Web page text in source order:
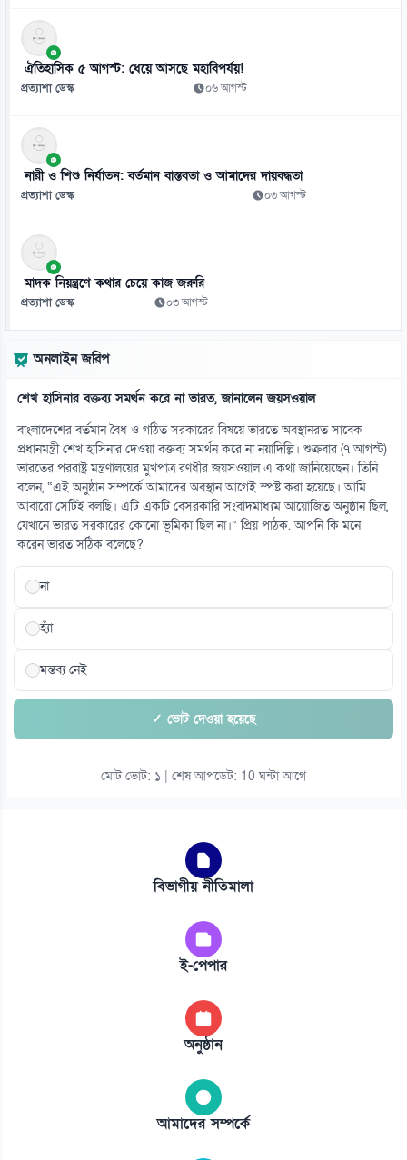
ঐতিহাসিক ৫ আগস্ট: ধেয়ে আসছে মহাবিপর্যয়!
প্রত্যাশা ডেস্ক ০৬ আগস্ট
নারী ও শিশু নির্যাতন: বর্তমান বাস্তবতা ও আমাদের দায়বদ্ধতা
প্রত্যাশা ডেস্ক ০৩ আগস্ট
মাদক নিয়ন্ত্রণে কথার চেয়ে কাজ জরুরি
প্রত্যাশা ডেস্ক ০৩ আগস্ট
অনলাইন জরিপ
শেখ হাসিনার বক্তব্য সমর্থন করে না ভারত, জানালেন জয়সওয়াল
বাংলাদেশের বর্তমান বৈধ ও গঠিত সরকারের বিষয়ে ভারতে অবস্থানরত সাবেক
প্রধানমন্ত্রী শেখ হাসিনার দেওয়া বক্তব্য সমর্থন করে না নয়াদিল্লি। শুক্রবার (৭ আগস্ট)
ভারতের পররাষ্ট্র মন্ত্রণালয়ের মুখপাত্র রণধীর জয়সওয়াল এ কথা জানিয়েছেন। তিনি
বলেন, “এই অনুষ্ঠান সম্পর্কে আমাদের অবস্থান আগেই স্পষ্ট করা হয়েছে। আমি
আবারো সেটিই বলছি। এটি একটি বেসরকারি সংবাদমাধ্যম আয়োজিত অনুষ্ঠান ছিল,
যেখানে ভারত সরকারের কোনো ভূমিকা ছিল না।” প্রিয় পাঠক. আপনি কি মনে
করেন ভারত সঠিক বলেছে?
না
হ্যাঁ
মন্তব্য নেই
✓ ভোট দেওয়া হয়েছে
মোট ভোট: ১ | শেষ আপডেট: 10 ঘন্টা আগে
বিভাগীয় নীতিমালা
ই-পেপার
অনুষ্ঠান
আমাদের সম্পর্কে